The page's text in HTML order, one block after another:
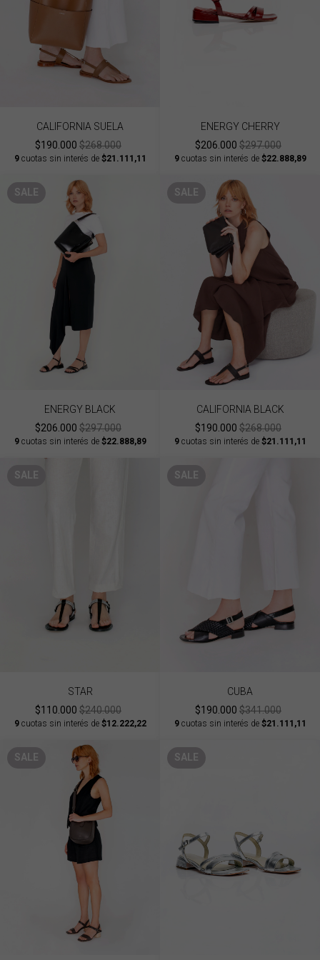
CALIFORNIA SUELA
$190.000 $268.000
9cuotas sin interés de $21.111,11
ENERGY CHERRY
$206.000 $297.000
9cuotas sin interés de $22.888,89
SALE
ENERGY BLACK
$206.000 $297.000
9cuotas sin interés de $22.888,89
SALE
CALIFORNIA BLACK
$190.000 $268.000
9cuotas sin interés de $21.111,11
SALE
STAR
$110.000 $240.000
9cuotas sin interés de $12.222,22
SALE
CUBA
$190.000 $341.000
9cuotas sin interés de $21.111,11
SALE SALE